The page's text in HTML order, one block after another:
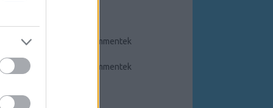
kommentek
kommentek